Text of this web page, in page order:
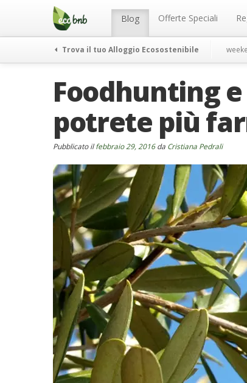
Menu Blog Offerte Speciali
Trova il tuo Alloggio Ecosostenibile
Foodhunting
potrete più
Pubblicato ilfebbraio 29, 2016da Cristiana Pedrali